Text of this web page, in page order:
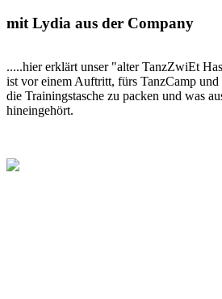
mit Lydia aus der Company
.....hier erklärt unser "alter TanzZwiEt
ist vor einem Auftritt, fürs TanzCamp
die Trainingstasche zu packen und was
hineingehört.